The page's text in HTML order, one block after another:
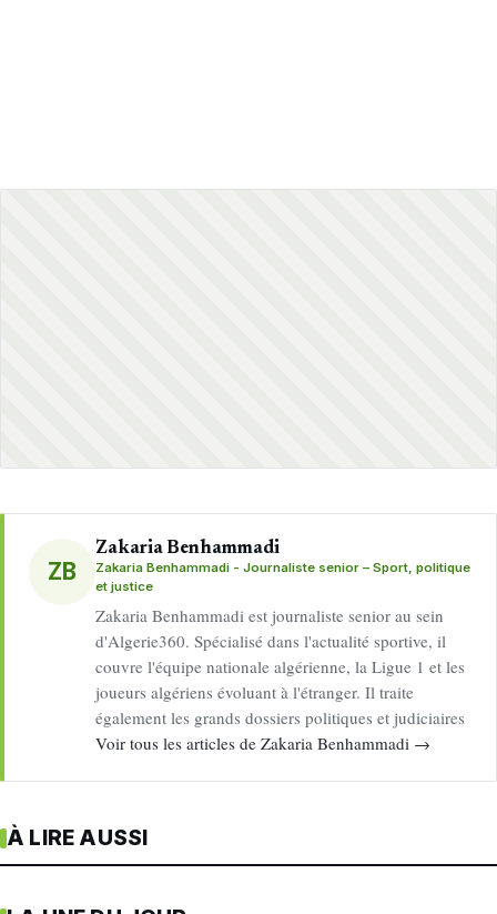
ZB
Zakaria Benhammadi
Zakaria Benhammadi - Journaliste senior – Sport, politique
et justice
Zakaria Benhammadi est journaliste senior au sein
d'Algerie360. Spécialisé dans l'actualité sportive, il
couvre l'équipe nationale algérienne, la Ligue 1 et les
joueurs algériens évoluant à l'étranger. Il traite
également les grands dossiers politiques et judiciaires
Voir tous les articles de Zakaria Benhammadi →
À LIRE AUSSI